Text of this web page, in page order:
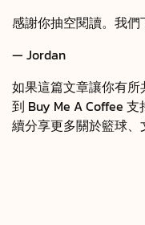
感謝你抽空閱讀。我們
— Jordan
如果這篇文章讓你有
到 Buy Me A Coffee 支
續分享更多關於籃球、